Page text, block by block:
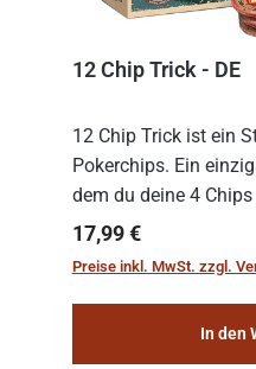
12 Chip Trick - DE
12 Chip Trick ist ein
Pokerchips. Ein
dem du deine 4
Wer die Chips mit
hat, gewinnt die
Regulärer Preis:
17,99 €
Preise inkl. MwSt. zzgl.
In den